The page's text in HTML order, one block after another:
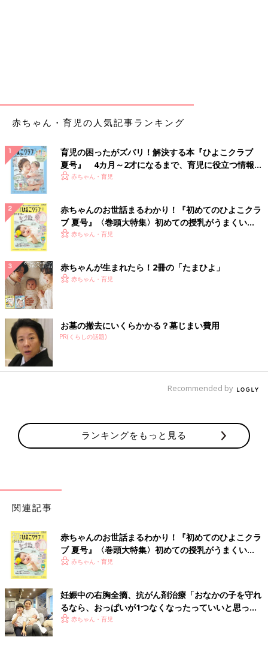
ら、おっぱいにあまりこだわりがなかったかもしれませんね。マ
マにとってもお子さんにとっても、ベストなタイミングだったと
おっぱいにキャラクターのばんそうこうを貼ってみた
ママ…「うちの子は、おっぱいが大好きだったので、やめるのは
大変だろうと覚悟していたんです。だから、
２才
に、アンパンマンのイラストのばんそうこうをおっぱいに貼っ
て、『アンパンマンになっちゃった！』と見せたら、ぽかー
ん…。そして、大笑い。でも、さすがに次の日は笑ってくれず、
大泣きでしたが、結局３日後ぐらいに卒業できました」
秦野先生…「昔から、おっぱいに鬼の絵を描いたり、唐辛子を塗
ったりして、赤ちゃんを驚かせて卒業させることはあったようで
す。でも、あなたが実践したのは、赤ちゃんが思わず楽しくなる
作戦！ 『おっぱいが飲みたい』という赤ちゃんの欲求をママの
アイデアで上手に気分転換させることができましたね。でも、赤
ちゃんも何度もだまされないので、３日間は大泣きされても強い
気持ちで乗りきったママは、えらいです！ それに、ばんそうこ
うをおっぱいからはがすとき、痛かったと思いますよ。それにも
親子の数だけ、おっぱい卒業のカタチがあります。大事なこと
（取材・文／白鳥紀久子、ひよこクラブ編集部）
■文中の体験談はすべて、『ウィメンズパーク』の投稿からの抜
粋です。
■監修：秦野悦子先生
臨床発達心理士。白百合女子大学教授。専門は発達心理学（言語
発達、障害児のコンサルテーション、子育て支援）。わかふじ 幼
稚園園長。著書に「心と体が育つ親子遊び」「最新しつけ大百
科」（ベネッセコーポレーション）
赤ちゃん・育児の人気記事ランキング
育児の困ったがズバリ！解決する本『ひよこクラブ
夏号』 4カ月～2才になるまで、育児に役立つ情報が
いっぱい！
赤ちゃん・育児
赤ちゃんのお世話まるわかり！『初めてのひよこクラ
ブ 夏号』〈巻頭大特集〉初めての授乳がうまくい
く！ おっぱい・ミルクの基本と夏のトラブル 解決テ
赤ちゃん・育児
赤ちゃんが生まれたら！2冊の「たまひよ」
赤ちゃん・育児
お墓の撤去にいくらかかる？墓じまい費用
PR(くらしの話題)
Recommended by
ランキングをもっと見る
関連記事
赤ちゃんのお世話まるわかり！『初めてのひよこクラ
ブ 夏号』〈巻頭大特集〉初めての授乳がうまくい
く！ おっぱい・ミルクの基本と夏のトラブル 解決テ
赤ちゃん・育児
妊娠中の右胸全摘、抗がん剤治療「おなかの子を守れ
るなら、おっぱいが1つなくなったっていいと思っ
た」【妊娠期がん経験談インタビュー】
赤ちゃん・育児